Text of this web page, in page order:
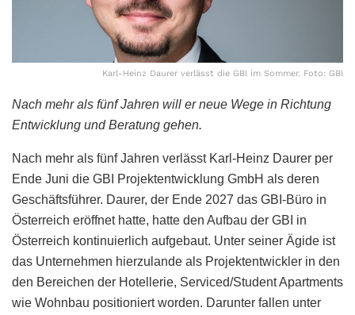
Karl-Heinz Daurer verlässt die GBI im Sommer. Foto: GBI
Nach mehr als fünf Jahren will er neue Wege in Richtung
Entwicklung und Beratung gehen.
Nach mehr als fünf Jahren verlässt Karl-Heinz Daurer per
Ende Juni die GBI Projektentwicklung GmbH als deren
Geschäftsführer. Daurer, der Ende 2027 das GBI-Büro in
Österreich eröffnet hatte, hatte den Aufbau der GBI in
Österreich kontinuierlich aufgebaut. Unter seiner Ägide ist
das Unternehmen hierzulande als Projektentwickler in den
den Bereichen der Hotellerie, Serviced/Student Apartments
wie Wohnbau positioniert worden. Darunter fallen unter